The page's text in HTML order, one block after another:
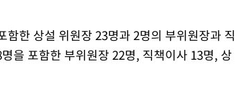
한 상설 위원장 23명과 2명의 부위원장과 직
을 포함한 부위원장 22명, 직책이사 13명, 상